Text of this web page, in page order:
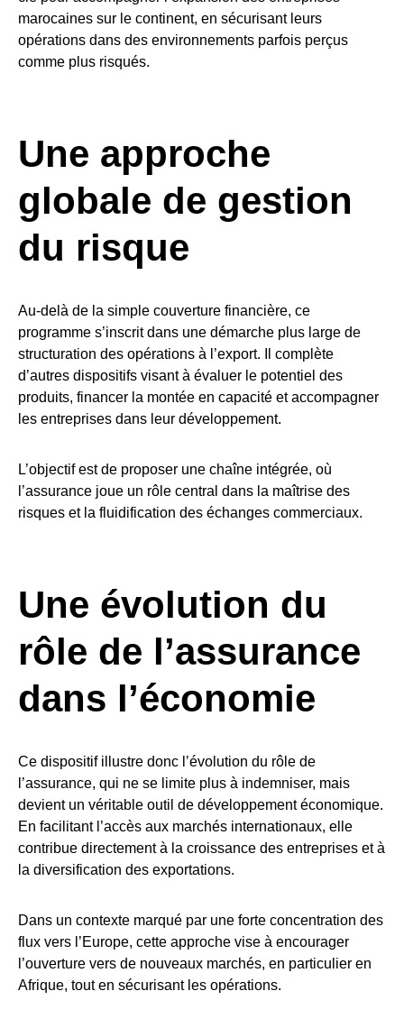
marocaines sur le continent, en sécurisant leurs
opérations dans des environnements parfois perçus
comme plus risqués.
Une approche
globale de gestion
du risque
Au-delà de la simple couverture financière, ce
programme s’inscrit dans une démarche plus large de
structuration des opérations à l’export. Il complète
d’autres dispositifs visant à évaluer le potentiel des
produits, financer la montée en capacité et accompagner
les entreprises dans leur développement.
L’objectif est de proposer une chaîne intégrée, où
l’assurance joue un rôle central dans la maîtrise des
risques et la fluidification des échanges commerciaux.
Une évolution du
rôle de l’assurance
dans l’économie
Ce dispositif illustre donc l’évolution du rôle de
l’assurance, qui ne se limite plus à indemniser, mais
devient un véritable outil de développement économique.
En facilitant l’accès aux marchés internationaux, elle
contribue directement à la croissance des entreprises et à
la diversification des exportations.
Dans un contexte marqué par une forte concentration des
flux vers l’Europe, cette approche vise à encourager
l’ouverture vers de nouveaux marchés, en particulier en
Afrique, tout en sécurisant les opérations.